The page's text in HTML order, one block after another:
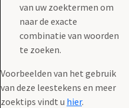
van uw zoektermen om
naar de exacte
combinatie van woorden
te zoeken.
Voorbeelden van het gebruik
van deze leestekens en meer
zoektips vindt u hier.